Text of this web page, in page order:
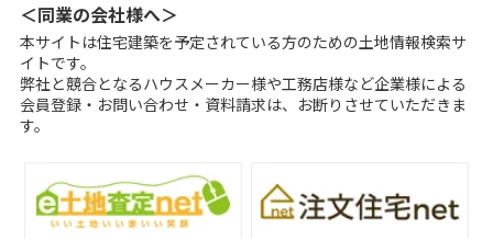
＜同業の会社様へ＞
本サイトは住宅建築を予定されている方のための土地情報検索サ
イトです。
弊社と競合となるハウスメーカー様や工務店様など企業様による
会員登録・お問い合わせ・資料請求は、お断りさせていただきま
す。